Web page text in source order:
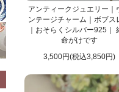
アンティークジュエリー｜
ンテージチャーム｜ボブス
｜おそらくシルバー925｜
命がけです
3,500円(税込3,850円)